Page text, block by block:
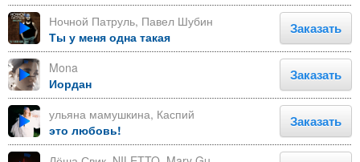
Ночной Патруль, Павел Шубин
Ты у меня одна такая
Заказать
Mona
Иордан
Заказать
ульяна мамушкина, Каспий
это любовь!
Заказать